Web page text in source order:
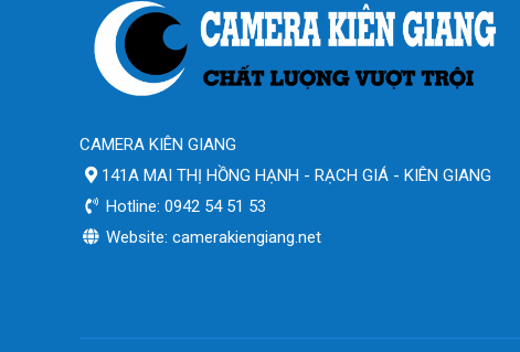
CAMERA KIÊN GIANG
141A MAI THỊ HỒNG HẠNH - RẠCH GIÁ - KIÊN GIANG
Hotline: 0942 54 51 53
Website: camerakiengiang.net